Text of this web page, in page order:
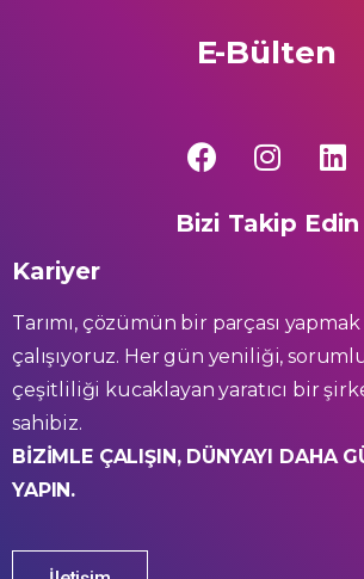
E-Bülten
Bizi Takip Edin
Kariyer
Tarımı, çözümün bir parçası
çalışıyoruz. Her gün yeniliği,
çeşitliliği kucaklayan yaratıcı bir
sahibiz.
BİZİMLE ÇALIŞIN, DÜNYAYI DAHA
YAPIN.